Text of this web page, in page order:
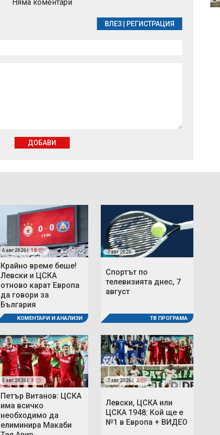
Няма коментари
ВЛЕЗ РЕГИСТРАЦИЯ
ДОБАВИ
6 авг 2026 | 10
Крайно време беше!
Левски и ЦСКА
отново карат Европа
да говори за
България
КОМЕНТАРИ И АНАЛИЗИ
7 авг 2026
Спортът по
телевизията днес, 7
август
ТВ ПРОГРАМА
5 авг 2026 | 3
Петър Витанов: ЦСКА
има всичко
необходимо да
елиминира Макаби
7 авг 2026 | 2
Левски, ЦСКА или
ЦСКА 1948: Кой ще е
№1 в Европа + ВИДЕО